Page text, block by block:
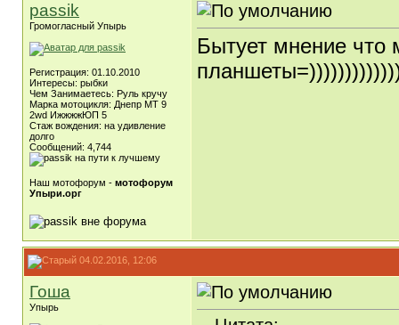
passik
Громогласный Упырь
Регистрация: 01.10.2010
Интересы: рыбки
Чем Занимаетесь: Руль кручу
Марка мотоцикля: Днепр МТ 9
2wd ИжжжжЮП 5
Стаж вождения: на удивление
долго
Сообщений: 4,744
Наш мотофорум - мотофорум
Упыри.орг
Бытует мнение что
04.02.2016, 12:06
Гоша
Упырь